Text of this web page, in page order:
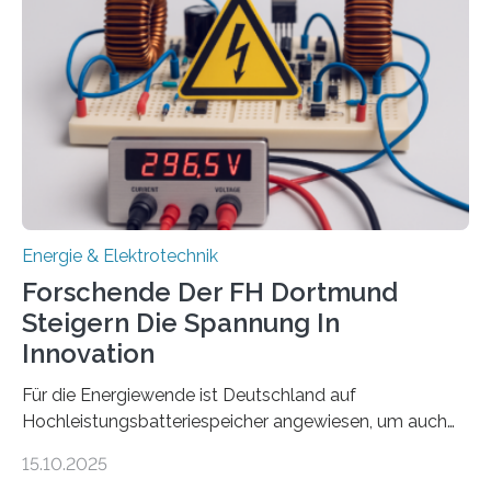
Gesamtsumme von mehr als zwei Millionen Euro.
Damit zählt die Hochschule zu den großen
Gewinnerinnen der aktuellen Förderrunde des
Bayerischen Wissenschaftsministeriums. Im
Mittelpunkt steht der direkte Wissenstransfer: Neue
wissenschaftliche Erkenntnisse sollen rasch in die
Energie & Elektrotechnik
Forschende Der FH Dortmund
Steigern Die Spannung In
Innovation
Für die Energiewende ist Deutschland auf
Hochleistungsbatteriespeicher angewiesen, um auch
Doch mit der immensen Zahl einzelner Batteriezellen,
15.10.2025